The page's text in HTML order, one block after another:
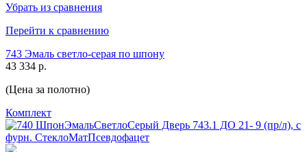
Убрать из сравнения
Перейти к сравнению
743 Эмаль светло-серая по шпону
43 334 р.
(Цена за полотно)
Комплект